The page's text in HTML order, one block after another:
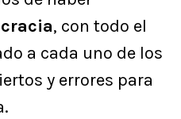
, con todo el
a cada uno de los
y errores para